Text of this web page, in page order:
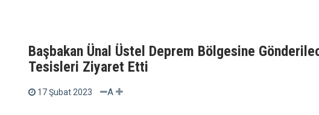
Başbakan Ünal Üstel Deprem Bölgesine
Tesisleri Ziyaret Etti
17 Şubat 2023 A